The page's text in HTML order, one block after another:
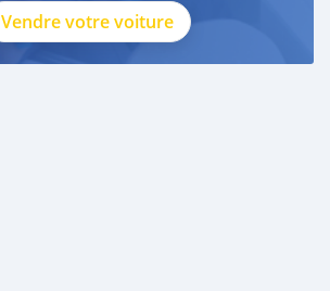
Vendre votre voiture